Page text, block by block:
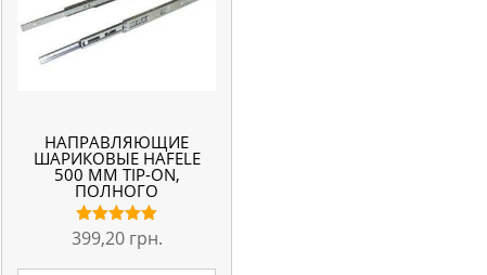
НАПРАВЛЯЮЩИЕ
ШАРИКОВЫЕ HAFELE
500 ММ TIP-ON,
ПОЛНОГО
ВЫДВИЖЕНИЯ,
БОКОВОЙ МОНТАЖ
Оценка
из 5
399,20 грн.